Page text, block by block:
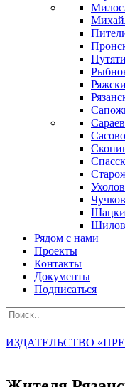
Рядом с нами
Проекты
Контакты
Документы
Подписаться
ИЗДАТЕЛЬСТВО